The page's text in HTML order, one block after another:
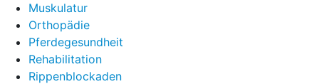
Muskulatur
Orthopädie
Pferdegesundheit
Rehabilitation
Rippenblockaden